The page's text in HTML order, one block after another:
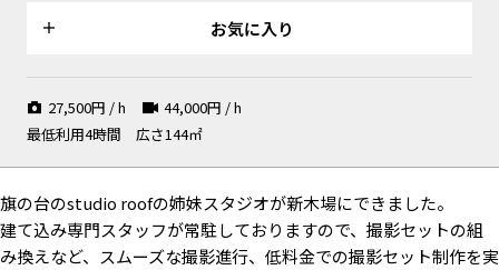
エントランス
お気に入り
27,500円 / h 44,000円 / h
最低利用4時間
広さ144㎡
旗の台のstudio roofの姉妹スタジオが新木場にできました。
建て込み専門スタッフが常駐しておりますので、撮影セットの組
み換えなど、スムーズな撮影進行、低料金での撮影セット制作を実